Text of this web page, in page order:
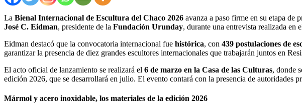
La Bienal Internacional de Escultura del Chaco 2026 avanza a paso firme en su etapa de
José C. Eidman, presidente de la Fundación Urunday, durante una entrevista realizada
Eidman destacó que la convocatoria internacional fue histórica, con 439 postulaciones de
garantizar la presencia de diez grandes escultores internacionales que trabajarán juntos en
El acto oficial de lanzamiento se realizará el 6 de marzo en la Casa de las Culturas, donde
edición 2026, que se desarrollará en julio. El evento contará con la presencia de autoridades
Mármol y acero inoxidable, los materiales de la edición 2026